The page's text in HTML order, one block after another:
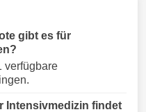
gibt es für
verfügbare
Intensivmedizin findet